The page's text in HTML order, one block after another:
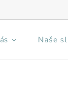
Naše